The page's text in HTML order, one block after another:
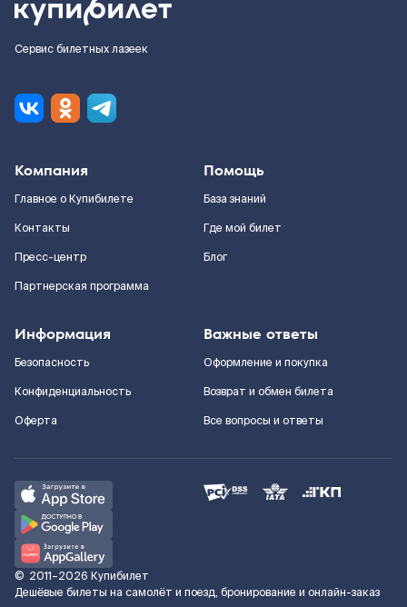
Сервис билетных лазеек
Компания
Главное о Купибилете
Контакты
Пресс-центр
Партнерская программа
Помощь
База знаний
Где мой билет
Блог
Информация
Безопасность
Конфиденциальность
Оферта
Важные ответы
Оформление и покупка
Возврат и обмен билета
Все вопросы и ответы
© 2011–2026 Купибилет
Дешёвые билеты на самолёт и поезд, бронирование и онлайн-заказ